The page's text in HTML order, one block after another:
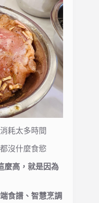
耗太多時間
沒什麼食慾
麼高，就是因為
食譜、智慧烹調